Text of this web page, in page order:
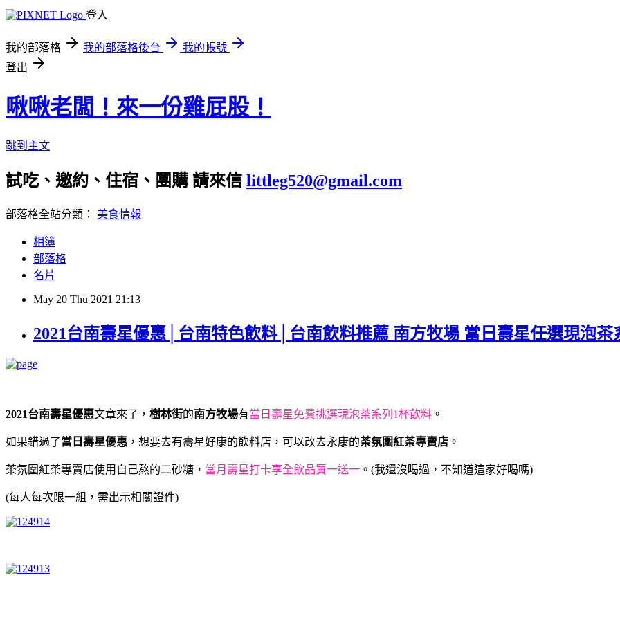
登入
我的部落格 我的部落格後台
我的帳號
登出
啾啾老闆！來一份雞屁股！
跳到主文
試吃、邀約、住宿、團購 請來信 littleg520@gmail.com
部落格全站分類： 美食情報
相簿
部落格
名片
May 20 Thu 2021 21:13
2021台南壽星優惠│台南特色飲料│台南飲料推薦 南方牧場 當日壽星任選現泡茶
2021台南壽星優惠文章來了， 樹林街的南方牧場有當日壽星免費挑選現泡茶系列1杯飲料 。
如果錯過了當日壽星優惠 ，想要去有壽星好康的飲料店，可以改去永康的茶氛圍紅茶專賣店 。
茶氛圍紅茶專賣店使用自己熬的二砂糖， 當月壽星打卡享全飲品買一送一 。(我還沒喝過，不知道這家好喝嗎)
(每人每次限一組，需出示相關證件)